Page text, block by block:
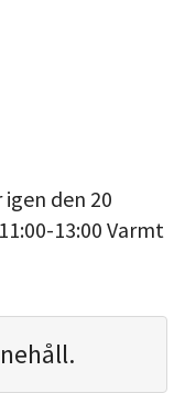
den 20
13:00 Varmt